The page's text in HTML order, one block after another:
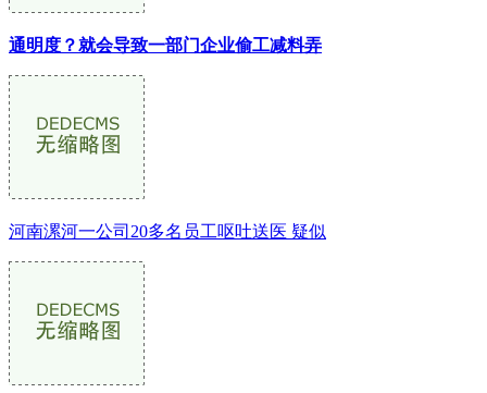
通明度？就会导致一部门企业偷工减料弄
河南漯河一公司20多名员工呕吐送医 疑似